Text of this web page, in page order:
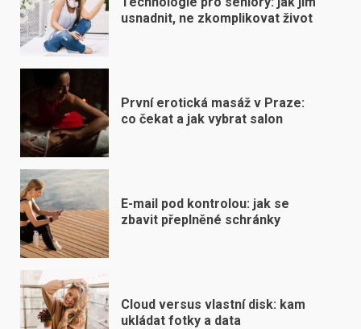
usnadnit, ne zkomplikovat život
První erotická masáž v Praze:
co čekat a jak vybrat salon
E-mail pod kontrolou: jak se
zbavit přeplněné schránky
Cloud versus vlastní disk: kam
ukládat fotky a data